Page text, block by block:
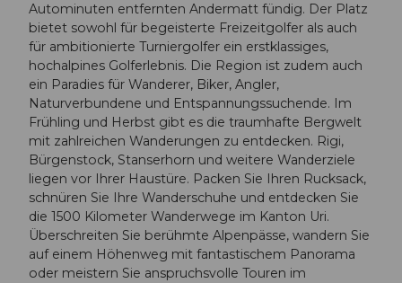
Autominuten entfernten Andermatt fündig. Der Platz
bietet sowohl für begeisterte Freizeitgolfer als auch
für ambitionierte Turniergolfer ein erstklassiges,
hochalpines Golferlebnis. Die Region ist zudem auch
ein Paradies für Wanderer, Biker, Angler,
Naturverbundene und Entspannungssuchende. Im
Frühling und Herbst gibt es die traumhafte Bergwelt
mit zahlreichen Wanderungen zu entdecken. Rigi,
Bürgenstock, Stanserhorn und weitere Wanderziele
liegen vor Ihrer Haustüre. Packen Sie Ihren Rucksack,
schnüren Sie Ihre Wanderschuhe und entdecken Sie
die 1500 Kilometer Wanderwege im Kanton Uri.
Überschreiten Sie berühmte Alpenpässe, wandern Sie
auf einem Höhenweg mit fantastischem Panorama
oder meistern Sie anspruchsvolle Touren im